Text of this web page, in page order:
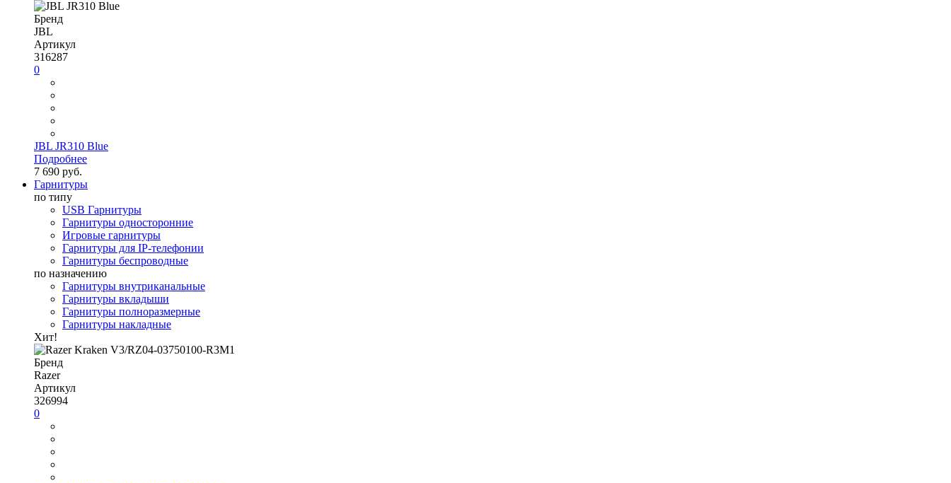
Бренд
JBL
Артикул
316287
0
JBL JR310 Blue
Подробнее
7 690 руб.
Гарнитуры
по типу
USB Гарнитуры
Гарнитуры односторонние
Игровые гарнитуры
Гарнитуры для IP-телефонии
Гарнитуры беспроводные
по назначению
Гарнитуры внутриканальные
Гарнитуры вкладыши
Гарнитуры полноразмерные
Гарнитуры накладные
Хит!
Бренд
Razer
Артикул
326994
0